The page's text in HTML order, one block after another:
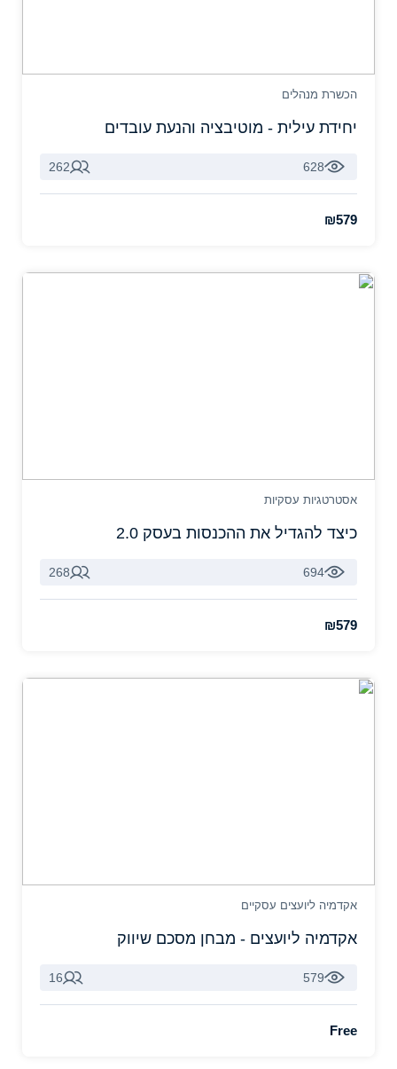
הכשרת מנהלים
יחידת עילית - מוטיבציה והנעת עובדים
628
262
₪579
אסטרטגיות עסקיות
כיצד להגדיל את ההכנסות בעסק 2.0
694
268
₪579
אקדמיה ליועצים עסקיים
אקדמיה ליועצים - מבחן מסכם שיווק
579
16
Free